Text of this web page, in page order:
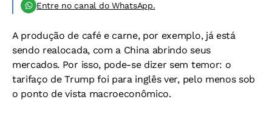
Entre no canal do WhatsApp.
A produção de café e carne, por exemplo, já está
sendo realocada, com a China abrindo seus
mercados. Por isso, pode-se dizer sem temor: o
tarifaço de Trump foi para inglês ver, pelo menos sob
o ponto de vista macroeconômico.